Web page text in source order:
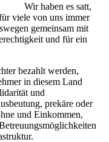
Wir haben es satt,
viele von uns immer
gemeinsam mit
und für ein
bezahlt werden,
in diesem Land
und
prekäre oder
und Einkommen,